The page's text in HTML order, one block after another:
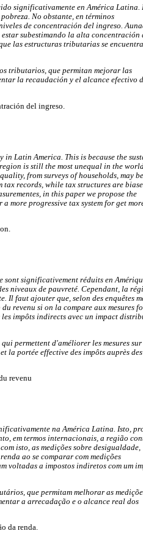
significativamente en América Latina.
No obstante, en términos
de concentración del ingreso.
estar subestimando la alta concentración
las estructuras tributarias se
tributarios, que permitan mejorar las
la recaudación y el alcance efectivo
del ingreso.
Latin America. This is because the
is still the most unequal in the
from surveys of households, may be
tax records, while tax structures are
in this paper we propose the
more progressive tax system for get
sont significativement réduits en
niveaux de pauvreté. Cependant, la
Il faut ajouter que, selon des enquêtes
revenu si on la compare aux mesures
les impôts indirects avec un impact
permettent d'améliorer les mesures sur
la portée effective des impôts auprès des
revenu
na América Latina. Isto,
em termos internacionais, a região
isto, as medições sobre desigualdade,
ao se comparar com medições
voltadas a impostos indiretos com um
que permitam melhorar as
a arrecadação e o alcance real dos
da renda.